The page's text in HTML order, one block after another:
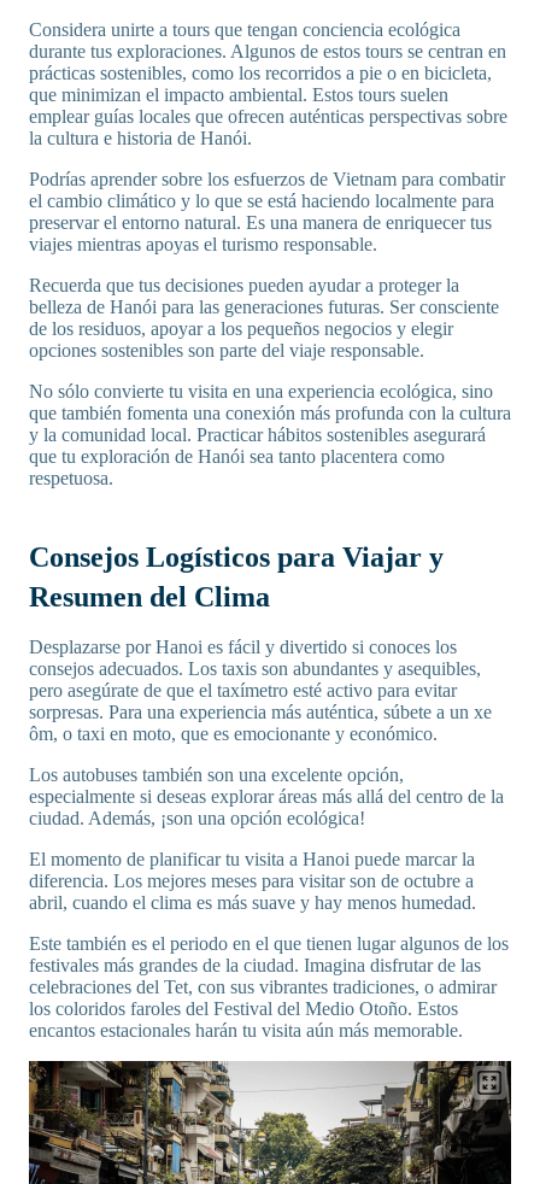
Considera unirte a tours que tengan conciencia ecológica
durante tus exploraciones. Algunos de estos tours se centran en
prácticas sostenibles, como los recorridos a pie o en bicicleta,
que minimizan el impacto ambiental. Estos tours suelen
emplear guías locales que ofrecen auténticas perspectivas sobre
la cultura e historia de Hanói.
Podrías aprender sobre los esfuerzos de Vietnam para combatir
el cambio climático y lo que se está haciendo localmente para
preservar el entorno natural. Es una manera de enriquecer tus
viajes mientras apoyas el turismo responsable.
Recuerda que tus decisiones pueden ayudar a proteger la
belleza de Hanói para las generaciones futuras. Ser consciente
de los residuos, apoyar a los pequeños negocios y elegir
opciones sostenibles son parte del viaje responsable.
No sólo convierte tu visita en una experiencia ecológica, sino
que también fomenta una conexión más profunda con la cultura
y la comunidad local. Practicar hábitos sostenibles asegurará
que tu exploración de Hanói sea tanto placentera como
respetuosa.
Consejos Logísticos para Viajar y
Resumen del Clima
Desplazarse por Hanoi es fácil y divertido si conoces los
consejos adecuados. Los taxis son abundantes y asequibles,
pero asegúrate de que el taxímetro esté activo para evitar
sorpresas. Para una experiencia más auténtica, súbete a un xe
ôm, o taxi en moto, que es emocionante y económico.
Los autobuses también son una excelente opción,
especialmente si deseas explorar áreas más allá del centro de la
ciudad. Además, ¡son una opción ecológica!
El momento de planificar tu visita a Hanoi puede marcar la
diferencia. Los mejores meses para visitar son de octubre a
abril, cuando el clima es más suave y hay menos humedad.
Este también es el periodo en el que tienen lugar algunos de los
festivales más grandes de la ciudad. Imagina disfrutar de las
celebraciones del Tet, con sus vibrantes tradiciones, o admirar
los coloridos faroles del Festival del Medio Otoño. Estos
encantos estacionales harán tu visita aún más memorable.